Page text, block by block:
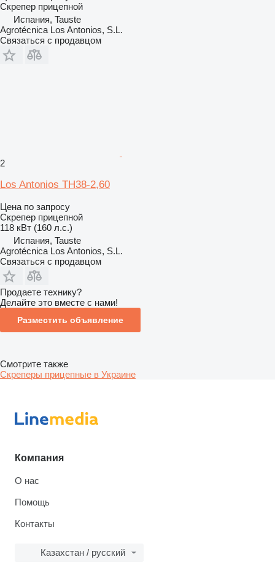
Скрепер прицепной
Испания, Tauste
Agrotécnica Los Antonios, S.L.
Связаться с продавцом
2
Los Antonios TH38-2,60
Цена по запросу
Скрепер прицепной
118 кВт (160 л.с.)
Испания, Tauste
Agrotécnica Los Antonios, S.L.
Связаться с продавцом
Продаете технику?
Делайте это вместе с нами!
Разместить объявление
Смотрите также
Скреперы прицепные в Украине
Компания
О нас
Помощь
Контакты
Казахстан / русский